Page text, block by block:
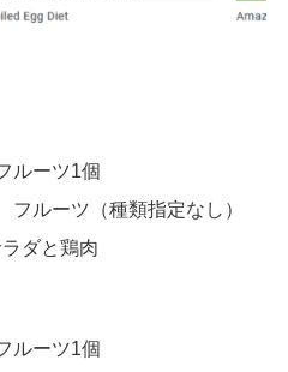
ルーツ1個
ルーツ（種類指定なし）
ダと鶏肉
ルーツ1個